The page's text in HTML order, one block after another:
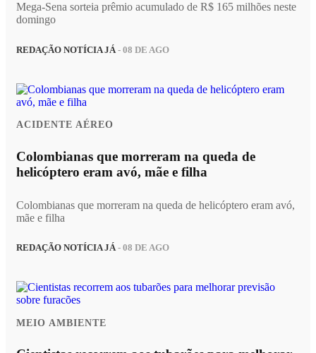
Mega-Sena sorteia prêmio acumulado de R$ 165 milhões neste
domingo
REDAÇÃO NOTÍCIA JÁ- 08 DE AGO
ACIDENTE AÉREO
Colombianas que morreram na queda de
helicóptero eram avó, mãe e filha
Colombianas que morreram na queda de helicóptero eram avó,
mãe e filha
REDAÇÃO NOTÍCIA JÁ- 08 DE AGO
MEIO AMBIENTE